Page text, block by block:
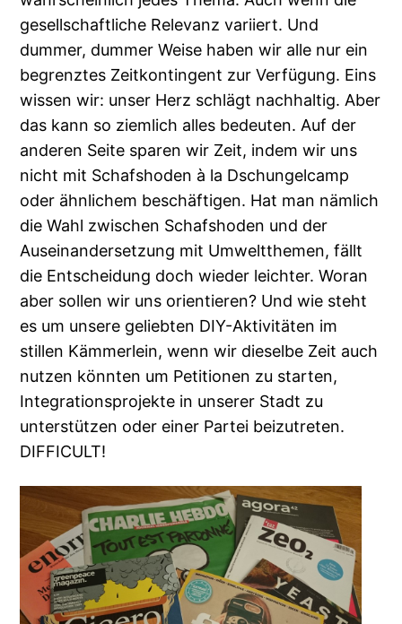
gesellschaftliche Relevanz variiert. Und
dummer, dummer Weise haben wir alle nur ein
begrenztes Zeitkontingent zur Verfügung. Eins
wissen wir: unser Herz schlägt nachhaltig. Aber
das kann so ziemlich alles bedeuten. Auf der
anderen Seite sparen wir Zeit, indem wir uns
nicht mit Schafshoden à la Dschungelcamp
oder ähnlichem beschäftigen. Hat man nämlich
die Wahl zwischen Schafshoden und der
Auseinandersetzung mit Umweltthemen, fällt
die Entscheidung doch wieder leichter. Woran
aber sollen wir uns orientieren? Und wie steht
es um unsere geliebten DIY-Aktivitäten im
stillen Kämmerlein, wenn wir dieselbe Zeit auch
nutzen könnten um Petitionen zu starten,
Integrationsprojekte in unserer Stadt zu
unterstützen oder einer Partei beizutreten.
DIFFICULT!